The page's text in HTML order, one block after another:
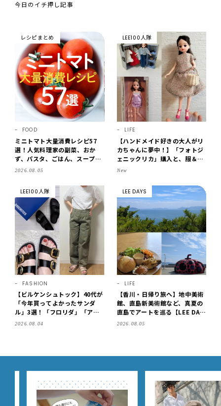
今日のイチ押し記事
レシピまとめ
FOOD
ミニトマト大量消費レシピ57
選！人気料理家の副菜、おか
ず、パスタ、ごはん、スープま
で【保存版】
2026.08.05
LEE100人隊
LIFE
【ハンドメイド好きの大人がリ
カちゃんに夢中！】「フォトジ
ェニックリカ」購入と、服＆ク
ローゼットの手づくり実例をご
New
LEE100人隊
FASHION
【ビルケンシュトック】40代が
「今年買ってよかったサンダ
ル」3選！「フロリダ」「アリ
ゾナ」の履き心地＆サイズ選び
2026.08.04
LEE DAYS
LIFE
【香川・日帰り旅へ】地中美術
館、直島新美術館など、真夏の
直島でアートを巡る【LEE DAY
S club ミワコ】
2026.08.05